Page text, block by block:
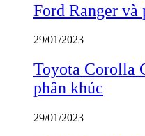
Ford Ranger và
29/01/2023
Toyota Corolla
phân khúc
29/01/2023